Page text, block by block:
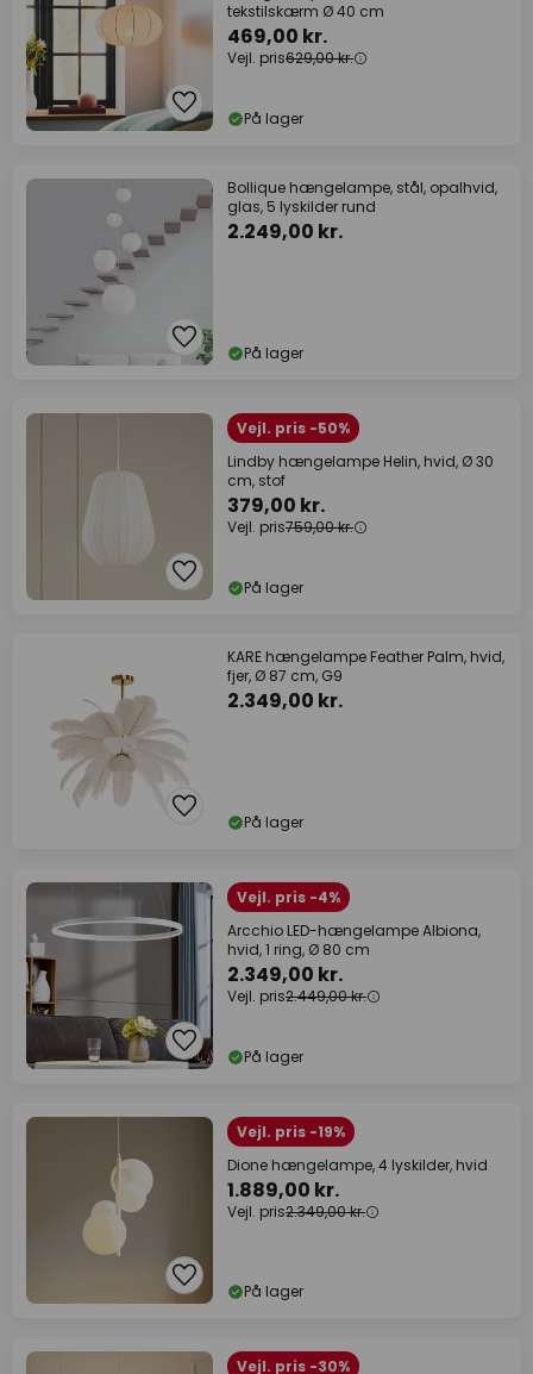
tekstilskærm Ø 40 cm
469,00 kr.
Vejl. pris629,00 kr.
På lager
Bollique hængelampe, stål, opalhvid,
glas, 5 lyskilder rund
2.249,00 kr.
På lager
Vejl. pris -50%
Lindby hængelampe Helin, hvid, Ø 30
cm, stof
379,00 kr.
Vejl. pris759,00 kr.
På lager
KARE hængelampe Feather Palm, hvid,
fjer, Ø 87 cm, G9
2.349,00 kr.
På lager
Vejl. pris -4%
Arcchio LED-hængelampe Albiona,
hvid, 1 ring, Ø 80 cm
2.349,00 kr.
Vejl. pris2.449,00 kr.
På lager
Vejl. pris -19%
Dione hængelampe, 4 lyskilder, hvid
1.889,00 kr.
Vejl. pris2.349,00 kr.
På lager
Vejl. pris -30%